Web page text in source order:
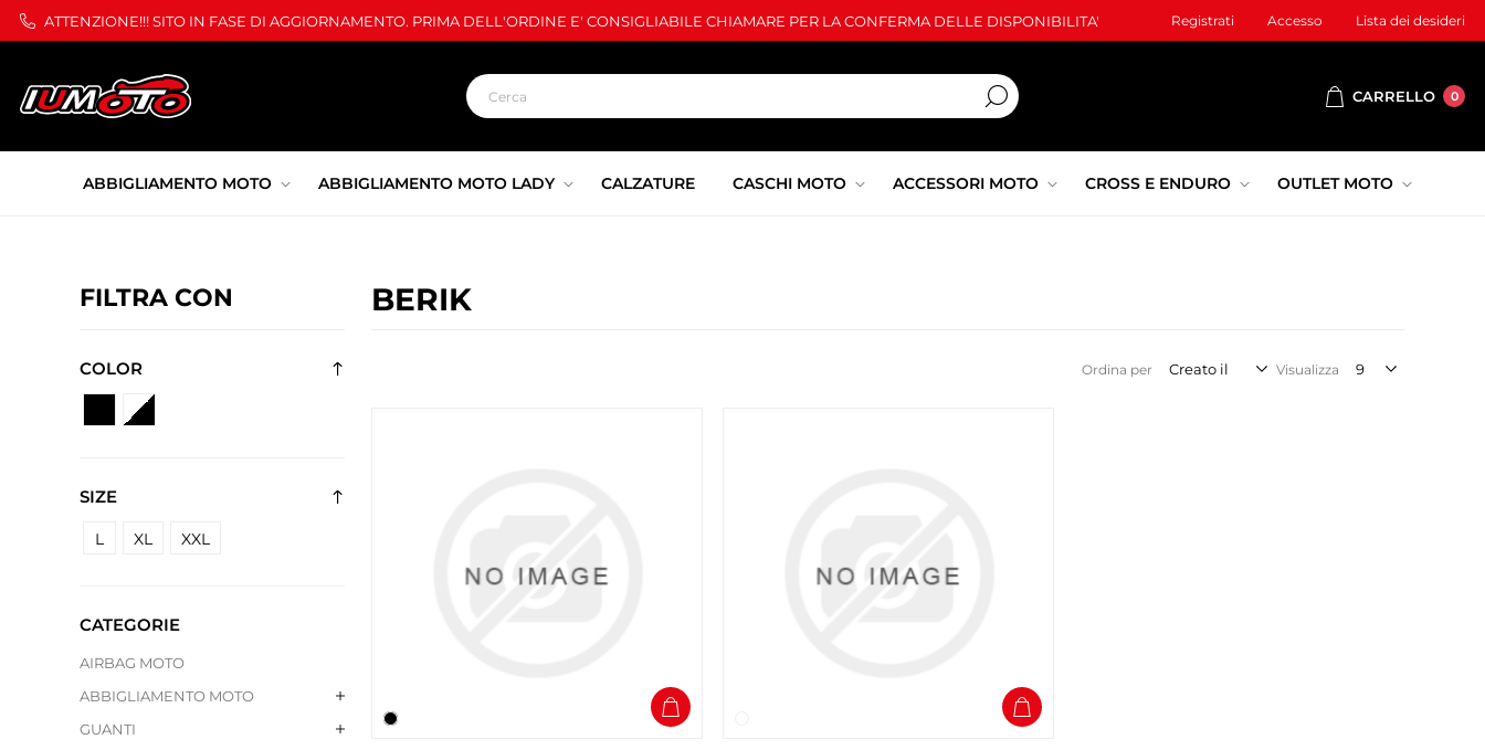
ATTENZIONE!!! SITO IN FASE DI AGGIORNAMENTO. PRIMA DELL'ORDINE E' CONSIGLIABILE CHIAMARE PER LA CONFERMA DELLE DISPONIBILITA' Registrati Accesso Lista dei desideri
CARRELLO 0
ABBIGLIAMENTO MOTO ABBIGLIAMENTO MOTO LADY CALZATURE CASCHI MOTO ACCESSORI MOTO CROSS E ENDURO OUTLET MOTO
FILTRA CON
COLOR
SIZE
L XL XXL
CATEGORIE
AIRBAG MOTO
ABBIGLIAMENTO MOTO
GUANTI
BERIK
Ordina per Visualizza